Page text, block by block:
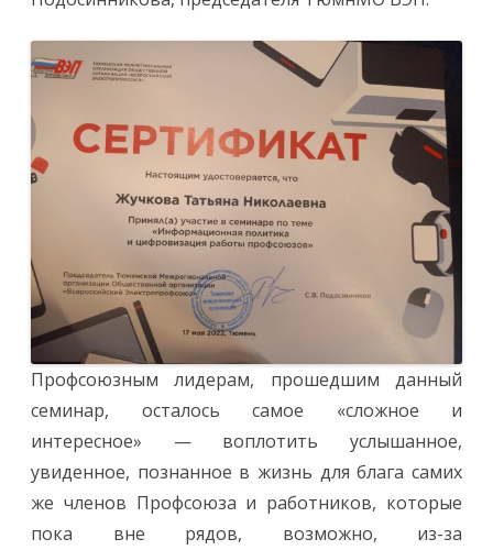
Профсоюзным лидерам, прошедшим данный
семинар, осталось самое «сложное и
интересное» — воплотить услышанное,
увиденное, познанное в жизнь для блага самих
же членов Профсоюза и работников, которые
пока вне рядов, возможно, из-за